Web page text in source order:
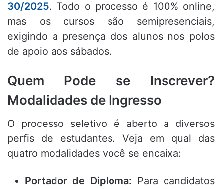
30/2025. Todo o processo é 100% online,
mas os cursos são semipresenciais,
exigindo a presença dos alunos nos polos
de apoio aos sábados.
Quem Pode se Inscrever?
Modalidades de Ingresso
O processo seletivo é aberto a diversos
perfis de estudantes. Veja em qual das
quatro modalidades você se encaixa:
Portador de Diploma: Para candidatos